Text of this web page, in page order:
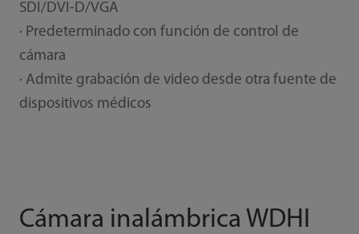
SDI/DVI-D/VGA
· Predeterminado con función de control de
cámara
· Admite grabación de video desde otra fuente de
dispositivos médicos
Cámara inalámbrica WDHI